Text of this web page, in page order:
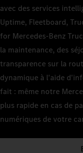
avec des services
Uptime, Fleetboard,
for Mercedes‑Benz
la maintenance, des
transparence sur la
dynamique à l'aide
fait : même notre
plus rapide en cas de
numériques de votre